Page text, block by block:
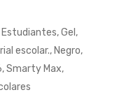
Estudiantes,Gel ,
escolar., Negro,
,Smarty Max,